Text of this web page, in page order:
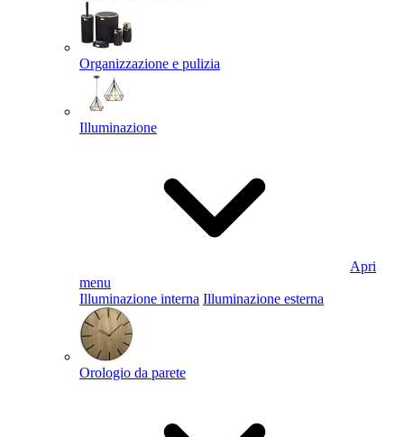
Organizzazione e pulizia
Illuminazione
Apri
menu
Illuminazione interna Illuminazione esterna
Orologio da parete